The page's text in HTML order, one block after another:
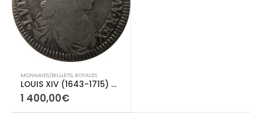
MONNAIES/BILLLETS, ROYALES
LOUIS XIV (1643-1715) Quart d’écu au buste juvénile
1 400,00€